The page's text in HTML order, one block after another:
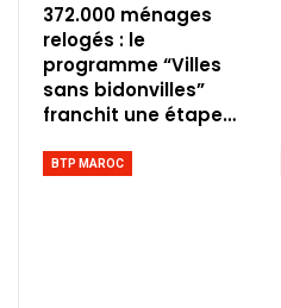
372.000 ménages
relogés : le
programme “Villes
sans bidonvilles”
franchit une étape…
BTP MAROC